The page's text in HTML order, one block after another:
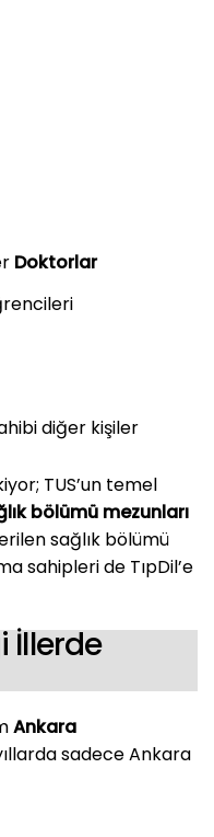
Doktorlar
diğer kişiler
TUS’un temel
bölümü mezunları
sağlık bölümü
sahipleri de TıpDil’e
İllerde
Ankara
sadece Ankara